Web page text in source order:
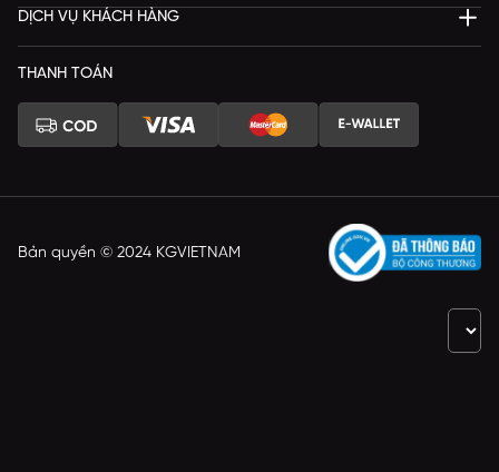
DỊCH VỤ KHÁCH HÀNG
THANH TOÁN
Bản quyền © 2024 KGVIETNAM